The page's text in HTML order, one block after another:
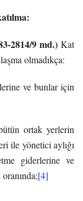
2814/9 md.)Kat
olmadıkça:
ve bunlar için
ortak yerlerin
ile yönetici aylığı
giderlerine ve
[4]